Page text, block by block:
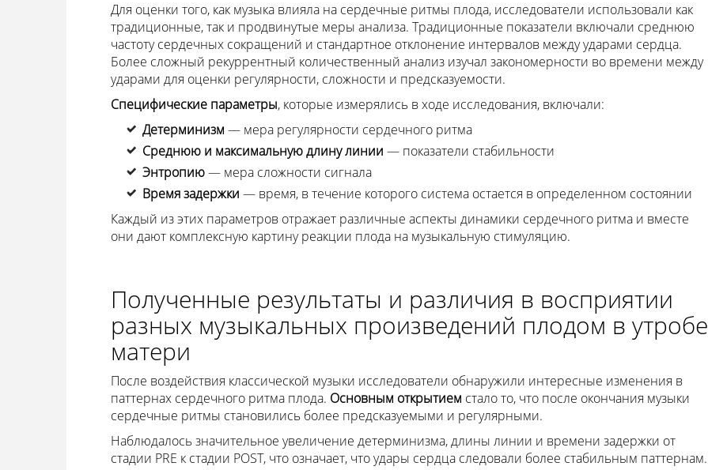
Для оценки того, как музыка влияла на сердечные ритмы плода, исследователи использовали как
традиционные, так и продвинутые меры анализа. Традиционные показатели включали среднюю
частоту сердечных сокращений и стандартное отклонение интервалов между ударами сердца.
Более сложный рекуррентный количественный анализ изучал закономерности во времени между
ударами для оценки регулярности, сложности и предсказуемости.
Специфические параметры, которые измерялись в ходе исследования, включали:
Детерминизм — мера регулярности сердечного ритма
Среднюю и максимальную длину линии — показатели стабильности
Энтропию— мера сложности сигнала
Время задержки — время, в течение которого система остается в определенном состоянии
Каждый из этих параметров отражает различные аспекты динамики сердечного ритма и вместе
они дают комплексную картину реакции плода на музыкальную стимуляцию.
Полученные результаты и различия в восприятии
разных музыкальных произведений плодом в утробе
матери
После воздействия классической музыки исследователи обнаружили интересные изменения в
паттернах сердечного ритма плода. Основным открытием стало то, что после окончания музыки
сердечные ритмы становились более предсказуемыми и регулярными.
Наблюдалось значительное увеличение детерминизма, длины линии и времени задержки от
стадии PRE к стадии POST, что означает, что удары сердца следовали более стабильным паттернам.